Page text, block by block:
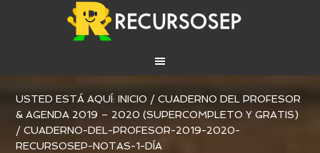
USTED ESTÁ AQUÍ:INICIO / CUADERNO DEL PROFESOR
& AGENDA 2019 – 2020 (SUPERCOMPLETO Y GRATIS)
/ CUADERNO-DEL-PROFESOR-2019-2020-
RECURSOSEP-NOTAS-1-DÍA